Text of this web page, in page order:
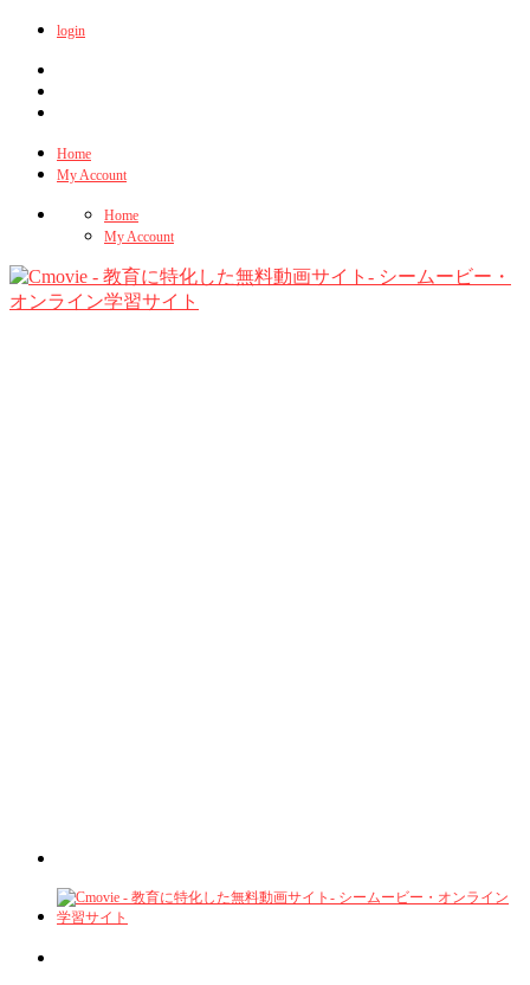
login
Home
My Account
Home
My Account